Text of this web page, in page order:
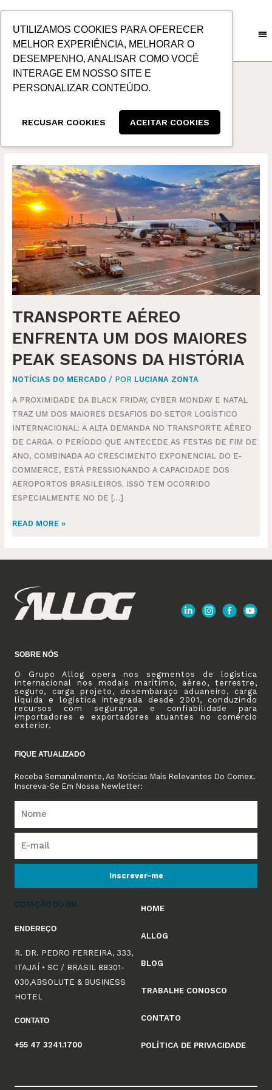
UTILIZAMOS COOKIES PARA OFERECER
MELHOR EXPERIÊNCIA, MELHORAR O
DESEMPENHO, ANALISAR COMO VOCÊ
INTERAGE EM NOSSO SITE E
PERSONALIZAR CONTEÚDO.
RECUSAR COOKIES ACEITAR COOKIES
CONTEÚDO
PEAK SEASON
TRANSPORTE AÉREO
ENFRENTA UM DOS MAIORES
PEAK SEASONS DA HISTÓRIA
NOTÍCIAS DO MERCADO / POR LUCIANA ZONTA
A PROXIMIDADE DA BLACK FRIDAY, CYBER MONDAY E NATAL
TRAZ UM DOS MAIORES DESAFIOS DO SETOR LOGÍSTICO
INTERNACIONAL: A ALTA DEMANDA NO TRANSPORTE AÉREO
DE CARGA. O PERÍODO QUE ANTECEDE AS FESTAS DE FIM DE
ANO, COMBINADA AO CRESCIMENTO EXPONENCIAL DO E-
COMMERCE, ESTÁ PRESSIONANDO A CAPACIDADE DOS
AEROPORTOS BRASILEIROS. ISSO TEM OCORRIDO
ESPECIALMENTE NO DE […]
TRANSPORTE
AÉREO
ENFRENTA
UM
DOS
MAIORES
PEAK
SEASONS
DA
HISTÓRIA
READ MORE »
SOBRE NÓS
O Grupo Allog opera nos segmentos de logística
internacional nos modais marítimo, aéreo, terrestre,
seguro, carga projeto, desembaraço aduaneiro, carga
líquida e logística integrada desde 2001, conduzindo
recursos com segurança e confiabilidade para
importadores e exportadores atuantes no comércio
exterior.
FIQUE ATUALIZADO
Receba Semanalmente, As Notícias Mais Relevantes Do Comex.
Inscreva-Se Em Nossa Newletter:
Inscrever-me
COTAÇÃO DO DIA
ENDEREÇO
R. DR. PEDRO FERREIRA, 333,
ITAJAÍ • SC / BRASIL 88301-
030,ABSOLUTE & BUSINESS
HOTEL
CONTATO
+55 47 3241.1700
HOME
ALLOG
BLOG
TRABALHE CONOSCO
CONTATO
POLÍTICA DE PRIVACIDADE